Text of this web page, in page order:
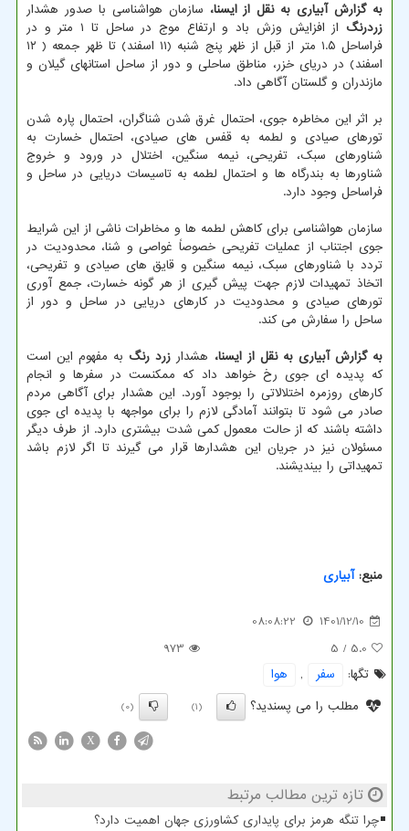
به گزارش آبیاری به نقل از ایسنا، سازمان هواشناسی با صدور هشدار
زردرنگ
از افزایش وزش باد و ارتفاع موج در ساحل تا ۱ متر و در
فراساحل ۱.۵ متر از قبل از ظهر پنج شنبه (۱۱ اسفند) تا ظهر جمعه ( ۱۲
اسفند) در دریای خزر، مناطق ساحلی و دور از ساحل استانهای گیلان و
مازندران و گلستان آگاهی داد.
بر اثر این مخاطره جوی، احتمال غرق شدن شناگران، احتمال پاره شدن
تورهای صیادی و لطمه به قفس های صیادی، احتمال خسارت به
شناورهای سبک، تفریحی، نیمه سنگین، اختلال در ورود و خروج
شناورها به بندرگاه ها و احتمال لطمه به تاسیسات دریایی در ساحل و
فراساحل وجود دارد.
سازمان هواشناسی برای کاهش لطمه ها و مخاطرات ناشی از این شرایط
جوی اجتناب از عملیات تفریحی خصوصاً غواصی و شنا، محدودیت در
تردد با شناورهای سبک، نیمه سنگین و قایق های صیادی و تفریحی،
اتخاذ تمهیدات لازم جهت پیش گیری از هر گونه خسارت، جمع آوری
تورهای صیادی و محدودیت در کارهای دریایی در ساحل و دور از
ساحل را سفارش می کند.
به گزارش آبیاری به نقل از ایسنا، هشدار زرد رنگبه مفهوم این است
که پدیده ای جوی رخ خواهد داد که ممکنست در سفرها و انجام
کارهای روزمره اختلالاتی را بوجود آورد. این هشدار برای آگاهی مردم
صادر می شود تا بتوانند آمادگی لازم را برای مواجهه با پدیده ای جوی
داشته باشند که از حالت معمول کمی شدت بیشتری دارد. از طرف دیگر
مسئولان نیز در جریان این هشدارها قرار می گیرند تا اگر لازم باشد
تمهیداتی را بیندیشند.
منبع:آبیاری
1401/12/10
08:08:22
5.0
/ 5
973
تگها:
سفر ,
هوا
مطلب را می پسندید؟
(1)
(0)
X
تازه ترین مطالب مرتبط
چرا تنگه هرمز برای پایداری کشاورزی جهان اهمیت دارد؟